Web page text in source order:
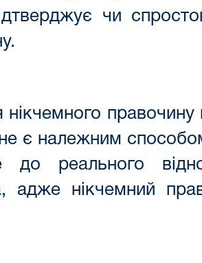
чи
нікчемного
є належним
до реального
адже нікчемний